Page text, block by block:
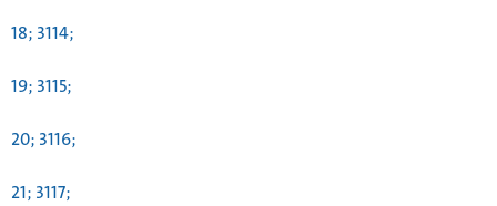
18; 3114;
19; 3115;
20; 3116;
21; 3117;